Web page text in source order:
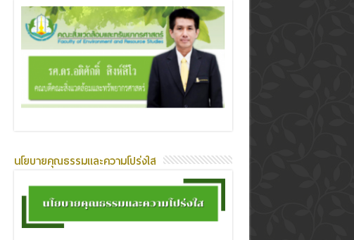
นโยบายคุณธรรมและความโปร่งใส